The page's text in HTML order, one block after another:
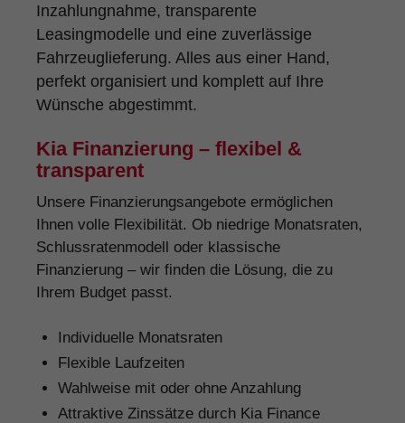
Inzahlungnahme, transparente
Leasingmodelle und eine zuverlässige
Fahrzeuglieferung. Alles aus einer Hand,
perfekt organisiert und komplett auf Ihre
Wünsche abgestimmt.
Kia Finanzierung – flexibel &
transparent
Unsere Finanzierungsangebote ermöglichen
Ihnen volle Flexibilität. Ob niedrige Monatsraten,
Schlussratenmodell oder klassische
Finanzierung – wir finden die Lösung, die zu
Ihrem Budget passt.
Individuelle Monatsraten
Flexible Laufzeiten
Wahlweise mit oder ohne Anzahlung
Attraktive Zinssätze durch Kia Finance